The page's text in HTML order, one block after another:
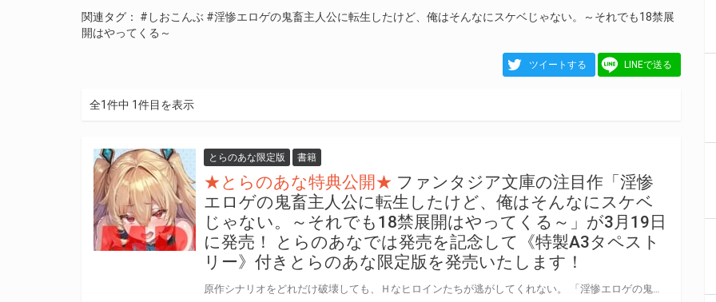
関連タグ： #しおこんぶ #淫惨エロゲの鬼畜主人公に転生したけど、俺はそんなにスケベじゃない。～それでも18禁展
開はやってくる～
ツイートする LINEで送る
全1件中 1件目を表示
とらのあな限定版 書籍
★とらのあな特典公開★ ファンタジア文庫の注目作「淫惨
エロゲの鬼畜主人公に転生したけど、俺はそんなにスケベ
じゃない。～それでも18禁展開はやってくる～」が3月19日
に発売！ とらのあなでは発売を記念して《特製A3タペスト
リー》付きとらのあな限定版を発売いたします！